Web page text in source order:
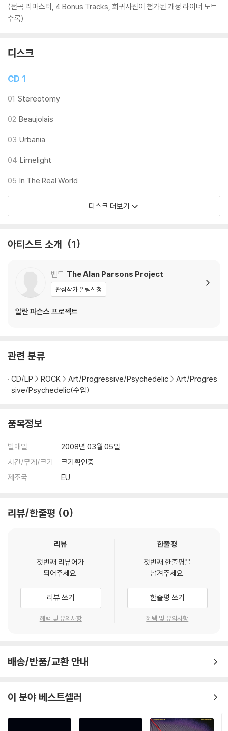
(전곡 리마스터, 4 Bonus Tracks, 희귀사진이 첨가된 개정 라이너 노트
수록)
디스크
CD 1
01 Stereotomy
02 Beaujolais
03 Urbania
04 Limelight
05 In The Real World
디스크 더보기
아티스트 소개 1
밴드 The Alan Parsons Project
관심작가 알림신청
알란 파슨스 프로젝트
관련 분류
CD/LP ROCK Art/Progressive/Psychedelic
Art/Progres
sive/Psychedelic(수입)
품목정보
발매일
2008년 03월 05일
시간/무게/크기
크기확인중
제조국
EU
리뷰/한줄평 0
리뷰
첫번째 리뷰어가
되어주세요.
리뷰 쓰기
혜택 및 유의사항
한줄평
첫번째 한줄평을
남겨주세요.
한줄평 쓰기
혜택 및 유의사항
배송/반품/교환 안내
이 분야 베스트셀러